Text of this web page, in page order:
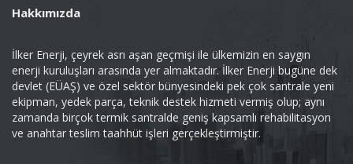
Hakkımızda
İlker Enerji, çeyrek asrı aşan geçmişi ile ülkemizin en saygın
enerji kuruluşları arasında yer almaktadır. İlker Enerji bugüne dek
devlet (EÜAŞ) ve özel sektör bünyesindeki pek çok santrale yeni
ekipman, yedek parça, teknik destek hizmeti vermiş olup; aynı
zamanda birçok termik santralde geniş kapsamlı rehabilitasyon
ve anahtar teslim taahhüt işleri gerçekleştirmiştir.